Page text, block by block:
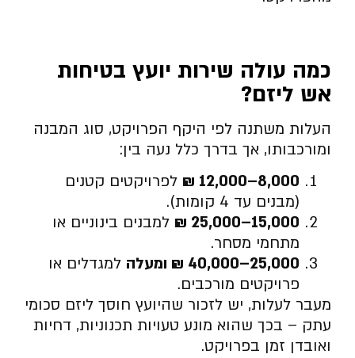
כמה עולה שירות יועץ בטיחות
אש ליזם?
העלות משתנה לפי היקף הפרויקט, סוג המבנה
ומורכבותו, אך בדרך כלל נעה בין:
8,000–12,000
₪ לפרויקטים קטנים
(מבנים עד 4 קומות).
15,000–25,000
₪ למבנים בינוניים או
מתחמי מסחר.
25,000–40,000
₪ ומעלה למגדלים או
פרויקטים מורכבים.
מעבר לעלות, יש לזכור שהיועץ חוסך ליזם סכומי
עתק – בכך שהוא מונע טעויות תכנוניות, דחיות
ואובדן זמן בפרויקט.